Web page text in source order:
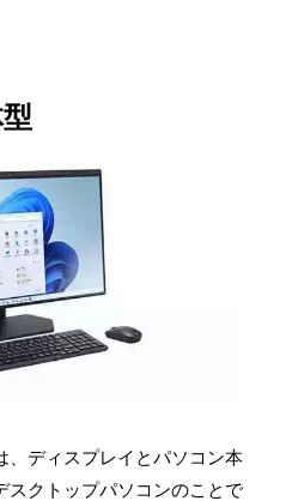
、ディスプレイとパソコン本
スクトップパソコンのことで